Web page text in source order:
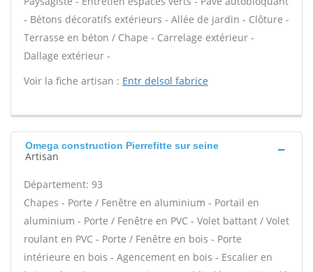
- Bétons décoratifs extérieurs - Allée de jardin - Clôture -
Terrasse en béton / Chape - Carrelage extérieur -
Dallage extérieur -
Voir la fiche artisan : Entr delsol fabrice
Omega construction Pierrefitte sur seine
Artisan
Département: 93
Chapes - Porte / Fenêtre en aluminium - Portail en
aluminium - Porte / Fenêtre en PVC - Volet battant / Volet
roulant en PVC - Porte / Fenêtre en bois - Porte
intérieure en bois - Agencement en bois - Escalier en